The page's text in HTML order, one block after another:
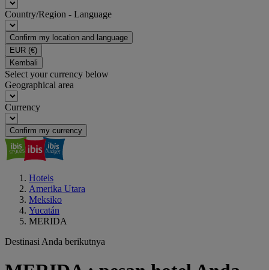
Country/Region - Language
Confirm my location and language
EUR (€)
Kembali
Select your currency below
Geographical area
Currency
Confirm my currency
Hotels
Amerika Utara
Meksiko
Yucatán
MERIDA
Destinasi Anda berikutnya